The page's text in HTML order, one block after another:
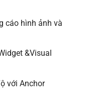
cáo hình ảnh và
&Visual
với Anchor